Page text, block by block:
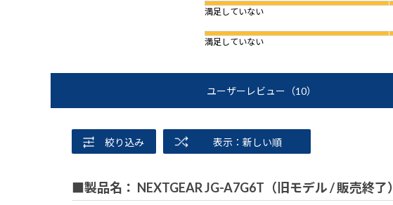
満足していない
満足していない
ユーザーレビュー （10）
絞り込み 表示：新しい順
■製品名： NEXTGEAR JG-A7G6T（旧モデル / 販売終了）